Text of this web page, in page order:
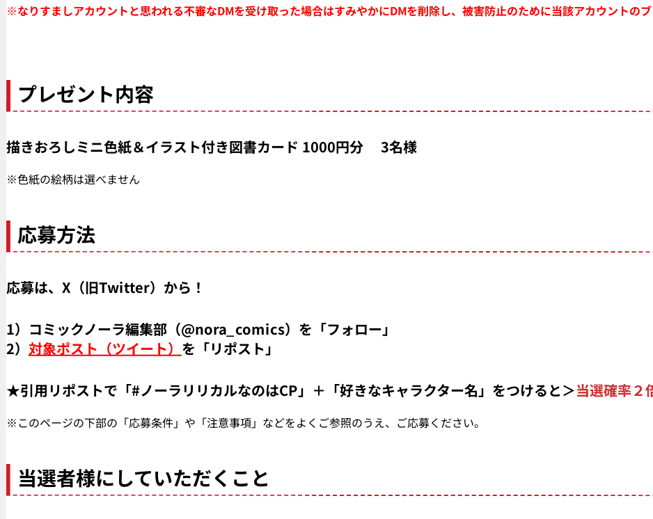
※なりすましアカウントと思われる不審なDMを受け取った場合はすみやかにDMを削除し、被害防止のために当該アカウントのブ
プレゼント内容
描きおろしミニ色紙＆イラスト付き図書カード 1000円分 3名様
※色紙の絵柄は選べません
応募方法
応募は、X（旧Twitter）から！
1）コミックノーラ編集部（@nora_comics）を「フォロー」
2） 対象ポスト（ツイート） を「リポスト」
★引用リポストで「#ノーラリリカルなのはCP」＋「好きなキャラクター名」をつけると＞当選確率２
※このページの下部の「応募条件」や「注意事項」などをよくご参照のうえ、ご応募ください。
当選者様にしていただくこと